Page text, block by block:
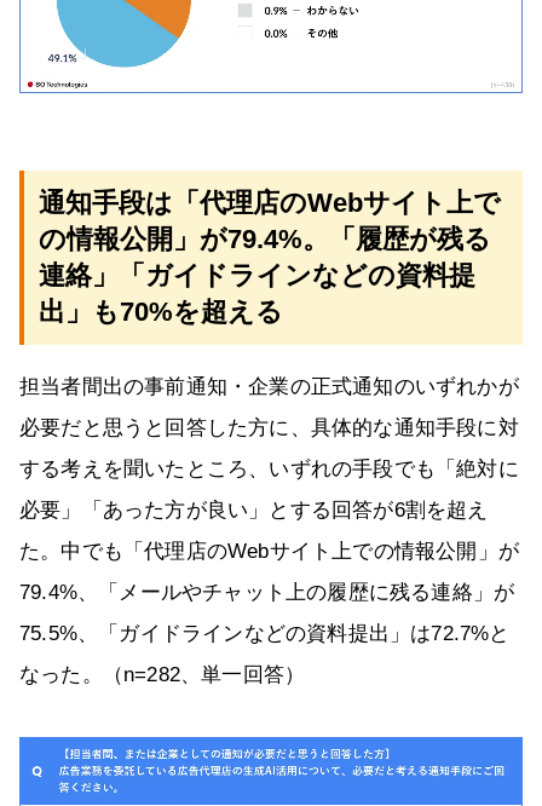
通知手段は「代理店のWebサイト上で
の情報公開」が79.4%。「履歴が残る
連絡」「ガイドラインなどの資料提
出」も70%を超える
担当者間出の事前通知・企業の正式通知のいずれかが
必要だと思うと回答した方に、具体的な通知手段に対
する考えを聞いたところ、いずれの手段でも「絶対に
必要」「あった方が良い」とする回答が6割を超え
た。中でも「代理店のWebサイト上での情報公開」が
79.4%、「メールやチャット上の履歴に残る連絡」が
75.5%、「ガイドラインなどの資料提出」は72.7%と
なった。（n=282、単一回答）